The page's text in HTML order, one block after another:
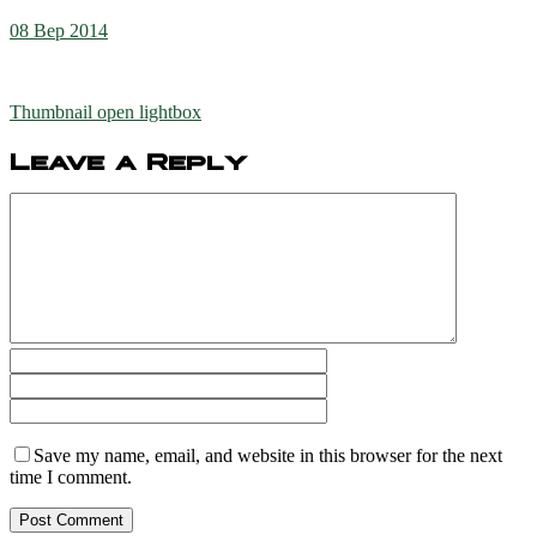
08 Вер 2014
Thumbnail open lightbox
Leave a Reply
Save my name, email, and website in this browser for the next
time I comment.